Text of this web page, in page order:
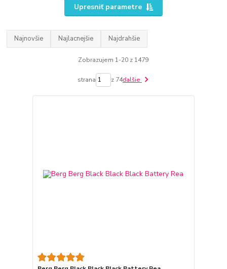
Upresniť parametre
Najnovšie Najlacnejšie Najdrahšie
Zobrazujem 1-20 z 1479
strana z 74ďalšie